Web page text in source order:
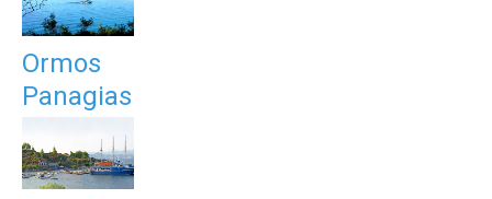
Ormos
Panagias